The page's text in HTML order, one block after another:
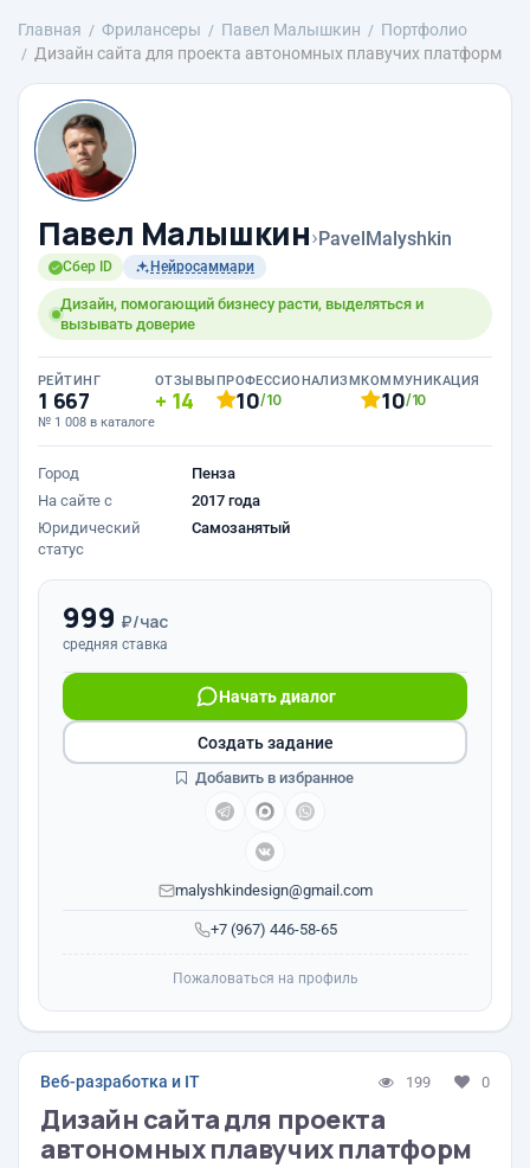
Главная Фрилансеры Павел Малышкин
Портфолио
Дизайн сайта для проекта автономных плавучих платформ
Павел Малышкин›PavelMalyshkin
Сбер ID Нейросаммари
Дизайн, помогающий бизнесу расти, выделяться и
вызывать доверие
РЕЙТИНГ
1 667
№ 1 008 в каталоге
ОТЗЫВЫ
14
ПРОФЕССИОНАЛИЗМ
10/10
КОММУНИКАЦИЯ
10/10
Город
Пенза
На сайте с
2017 года
Юридический
статус
Самозанятый
999 ₽/час
средняя ставка
+7 (967) 446-58-65
Начать диалог
malyshkindesign@gmail.com
Создать задание
Добавить в избранное
Пожаловаться на профиль
Веб-разработка и IT 199 0
Дизайн сайта для проекта
автономных плавучих платформ